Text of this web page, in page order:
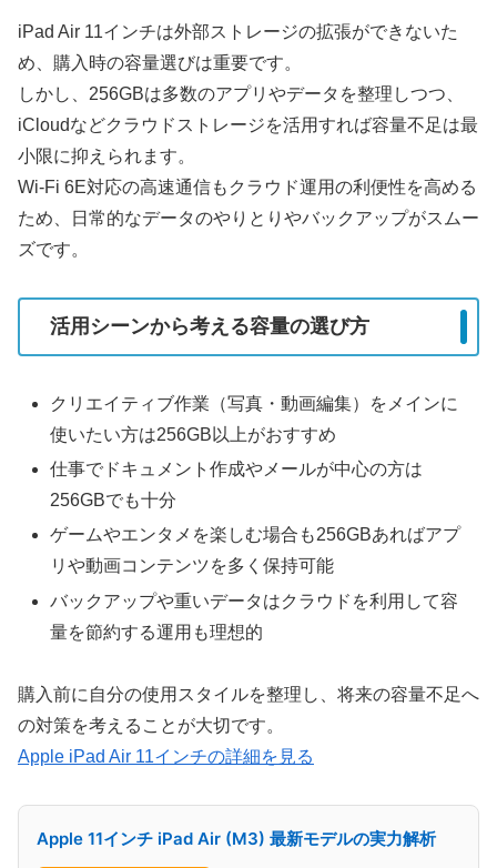
iPad Air 11インチは外部ストレージの拡張ができないた
め、購入時の容量選びは重要です。
しかし、256GBは多数のアプリやデータを整理しつつ、
iCloudなどクラウドストレージを活用すれば容量不足は最
小限に抑えられます。
Wi-Fi 6E対応の高速通信もクラウド運用の利便性を高める
ため、日常的なデータのやりとりやバックアップがスムー
ズです。
活用シーンから考える容量の選び方
クリエイティブ作業（写真・動画編集）をメインに
使いたい方は256GB以上がおすすめ
仕事でドキュメント作成やメールが中心の方は
256GBでも十分
ゲームやエンタメを楽しむ場合も256GBあればアプ
リや動画コンテンツを多く保持可能
バックアップや重いデータはクラウドを利用して容
量を節約する運用も理想的
購入前に自分の使用スタイルを整理し、将来の容量不足へ
の対策を考えることが大切です。
Apple iPad Air 11インチの詳細を見る
Apple 11インチ iPad Air (M3) 最新モデルの実力解析